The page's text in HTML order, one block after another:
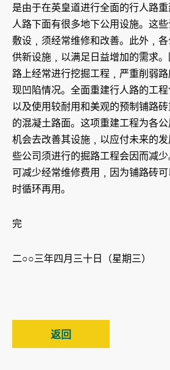
是由于在英皇道进行全面的行人路
人路下面有很多地下公用设施。这
敷设﹐须经常维修和改善。此外﹐
供新设施﹐以满足日益增加的需求
路上经常进行挖掘工程﹐严重削弱
现凹陷情况。全面重建行人路的工程
以及使用较耐用和美观的预制铺路
的混凝土路面。这项重建工程为各
机会去改善其设施﹐以应付未来的
些公司须进行的掘路工程会因而减
可减少经常维修费用﹐因为铺路砖
时循环再用。
完
二○○三年四月三十日（星期三）
返回